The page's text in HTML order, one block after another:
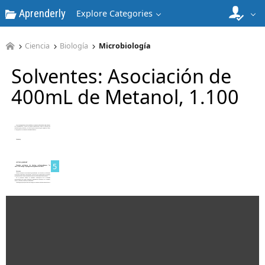
Aprenderly Explore Categories
Ciencia Biología Microbiología
Solventes: Asociación de
400mL de Metanol, 1.100
3
5